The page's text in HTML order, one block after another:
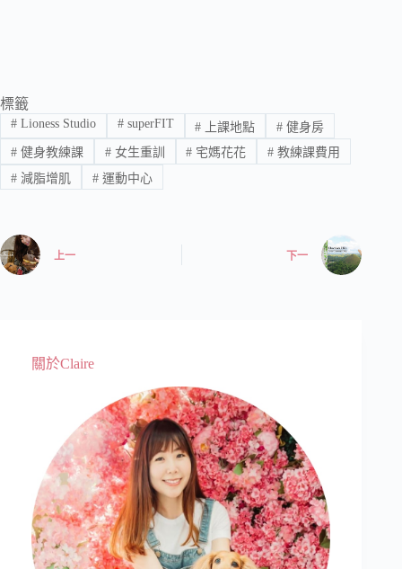
標籤
#Lioness Studio #superFIT # 上課地點 # 健身房
#健身教練課 #女生重訓 # 宅媽花花 # 教練課費用
#減脂增肌 #運動中心
上一 下一
關於Claire